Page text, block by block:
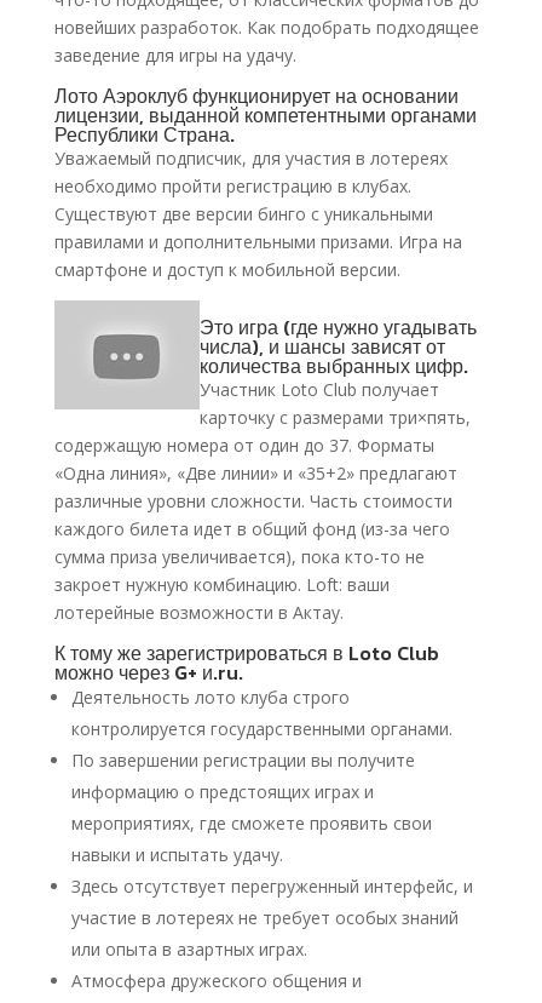
новейших разработок. Как подобрать подходящее
заведение для игры на удачу.
Лото Аэроклуб функционирует на основании
лицензии, выданной компетентными органами
Республики Страна.
Уважаемый подписчик, для участия в лотереях
необходимо пройти регистрацию в клубах.
Существуют две версии бинго с уникальными
правилами и дополнительными призами. Игра на
смартфоне и доступ к мобильной версии.
Это игра (где нужно угадывать
числа), и шансы зависят от
количества выбранных цифр.
Участник Loto Club получает
карточку с размерами три×пять,
содержащую номера от один до 37. Форматы
«Одна линия», «Две линии» и «35+2» предлагают
различные уровни сложности. Часть стоимости
каждого билета идет в общий фонд (из-за чего
сумма приза увеличивается), пока кто-то не
закроет нужную комбинацию. Loft: ваши
лотерейные возможности в Актау.
К тому же зарегистрироваться в Loto Club
можно через G+ и.ru.
Деятельность лото клуба строго
контролируется государственными органами.
По завершении регистрации вы получите
информацию о предстоящих играх и
мероприятиях, где сможете проявить свои
навыки и испытать удачу.
Здесь отсутствует перегруженный интерфейс, и
участие в лотереях не требует особых знаний
или опыта в азартных играх.
Атмосфера дружеского общения и